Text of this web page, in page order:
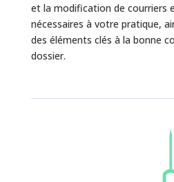
et la modification de courriers
nécessaires à votre pratique,
des éléments clés à la bonne
dossier.